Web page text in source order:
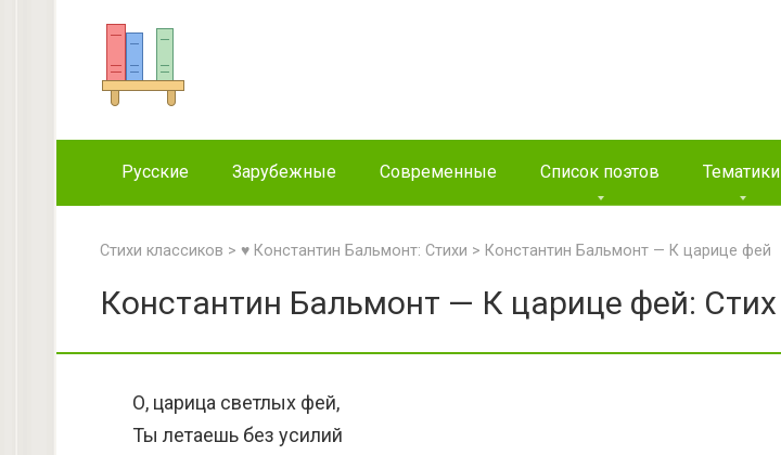
Русские Зарубежные Современные Список поэтов Тематики
Стихи классиков > ♥ Константин Бальмонт: Стихи > Константин Бальмонт — К царице фей
Константин Бальмонт — К царице фей: Стих
О, царица светлых фей,
Ты летаешь без усилий